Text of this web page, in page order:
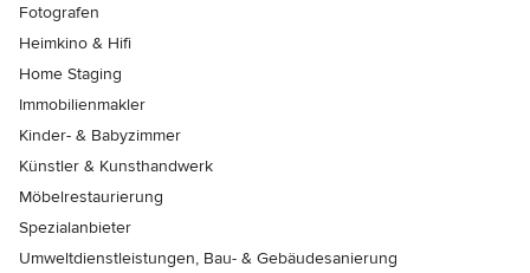
Fotografen
Heimkino & Hifi
Home Staging
Immobilienmakler
Kinder- & Babyzimmer
Künstler & Kunsthandwerk
Möbelrestaurierung
Spezialanbieter
Umweltdienstleistungen, Bau- & Gebäudesanierung